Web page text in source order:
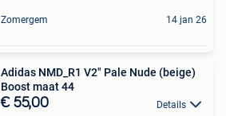
Zomergem 14 jan 26
Adidas NMD_R1 V2" Pale Nude (beige)
Boost maat 44
€ 55,00 Details